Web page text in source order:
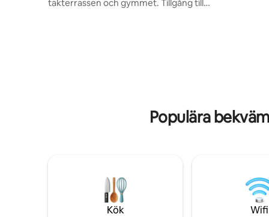
takterrassen och gymmet. Tillgång till
Netflix Prime /HD-kabel-TV med
som
Populära
Kök Wifi